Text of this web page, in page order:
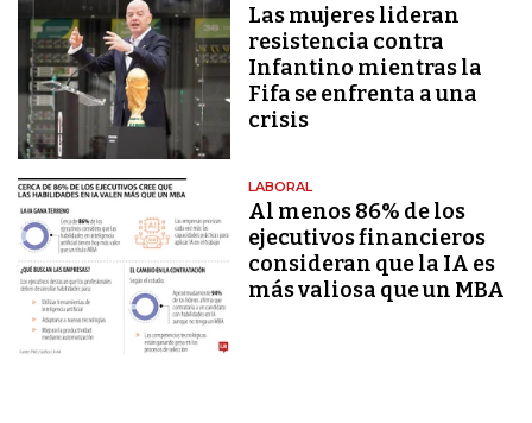
Las mujeres lideran
resistencia contra
Infantino mientras la
Fifa se enfrenta a una
crisis
LABORAL
Al menos 86% de los
ejecutivos financieros
consideran que la IA es
más valiosa que un MBA